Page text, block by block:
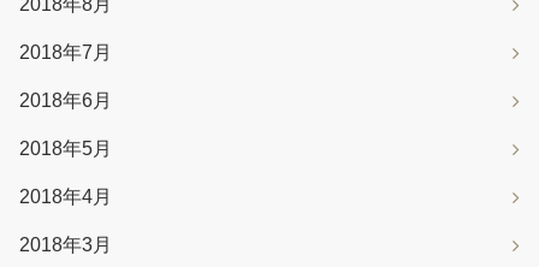
2018年7月
2018年6月
2018年5月
2018年4月
2018年3月